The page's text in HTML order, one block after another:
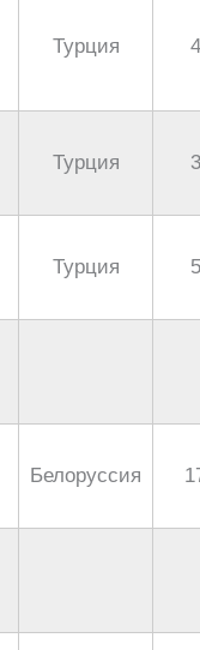
Турция
Турция
Турция
Белоруссия